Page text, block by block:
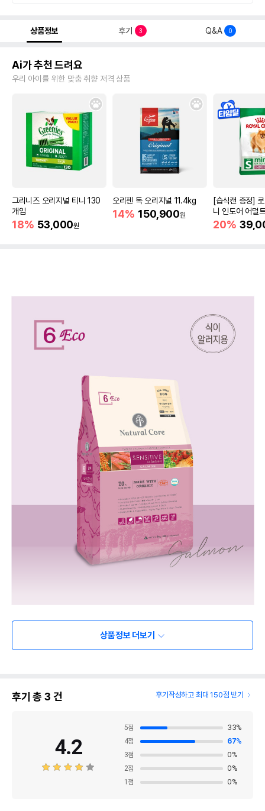
상품정보 후기 3 Q&A 0
Ai가 추천 드려요
우리 아이를 위한 맞춤 취향 저격 상품
그리니즈 오리지널 티니 130
개입
18% 53,000원
오리젠 독 오리지널 11.4kg
14% 150,900원
[습식캔 증정]
니 인도어 어덜
건강
20%
상품정보 더보기
후기 총 3 건 후기작성하고 최대 150점 받기
4.2
5점 33%
4점 67%
3점 0%
2점 0%
1 점 0%